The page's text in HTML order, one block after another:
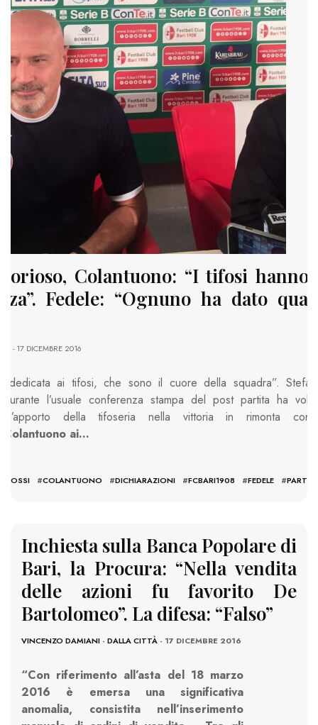
Colantuono: “I tifosi hanno
Fedele: “Ognuno ha dato
- 17 DICEMBRE 2016
dedicata ai tifosi, che sono il cuore della squadra”.
durante l’usuale conferenza stampa del post partita ha
l’apporto della tifoseria nella vittoria in rimonta
Colantuono ai…
#COLANTUONO #DICHIARAZIONI #FCBARI1908 #FEDELE #
Inchiesta sulla Banca Popolare di
Bari, la Procura: “Nella vendita
delle azioni fu favorito De
Bartolomeo”. La difesa: “Falso”
VINCENZO DAMIANI - DALLA CITTÀ - 17 DICEMBRE 2016
“Con riferimento all’asta del 18 marzo
2016 è emersa una significativa
anomalia, consistita nell’inserimento